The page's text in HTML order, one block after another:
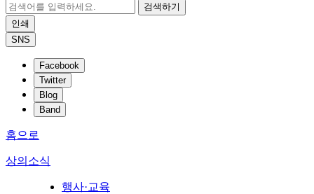
검색하기
인쇄
SNS
Facebook
Twitter
Blog
Band
홈으로
상의소식
행사·교육